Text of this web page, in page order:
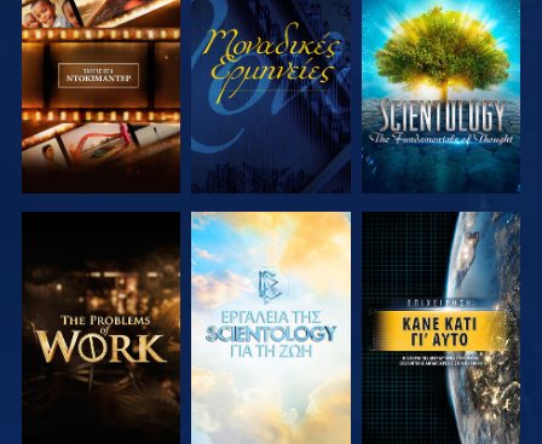
ΕΞΕΡΕΥΝΗΣΤΕ
ΤΗ ΣΕΙΡΑ
ΠΑΡΑΚΟΛΟΥΘΗΣΤΕ
ΕΞΕΡΕΥΝΗΣΤΕ
ΤΗ ΣΕΙΡΑ
ΕΞΕΡΕΥΝΗΣΤΕ
ΤΗ ΣΕΙΡΑ
ΕΞΕΡΕΥΝΗΣΤΕ
ΤΗ ΣΕΙΡΑ
ΠΑΡΑΚΟΛΟΥΘΗΣΤΕ